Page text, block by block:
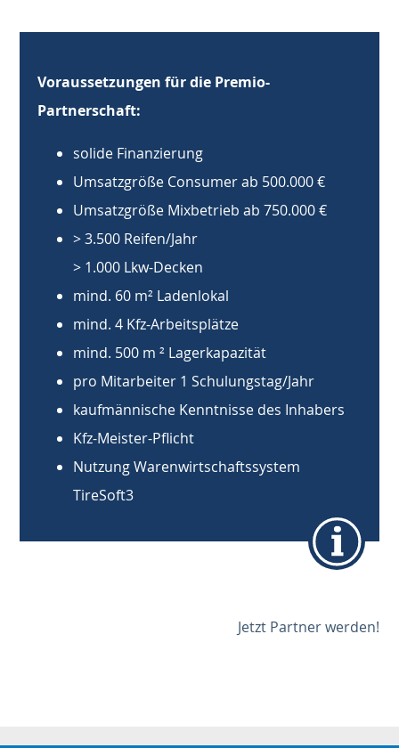
Voraussetzungen für die Premio-
Partnerschaft:
solide Finanzierung
Umsatzgröße Consumer ab 500.000 €
Umsatzgröße Mixbetrieb ab 750.000 €
> 3.500 Reifen/Jahr
> 1.000 Lkw-Decken
mind. 60 m² Ladenlokal
mind. 4 Kfz-Arbeitsplätze
mind. 500 m ² Lagerkapazität
pro Mitarbeiter 1 Schulungstag/Jahr
kaufmännische Kenntnisse des Inhabers
Kfz-Meister-Pflicht
Nutzung Warenwirtschaftssystem
TireSoft3
Jetzt Partner werden!